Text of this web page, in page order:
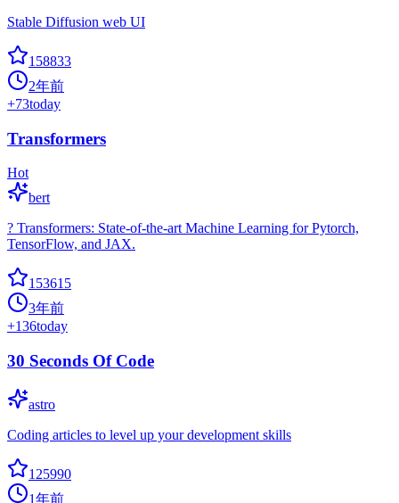
Stable Diffusion web UI
158833
2年前
+73today
Transformers
Hot
bert
? Transformers: State-of-the-art Machine Learning for Pytorch,
TensorFlow, and JAX.
153615
3年前
+136today
30 Seconds Of Code
astro
Coding articles to level up your development skills
125990
1年前